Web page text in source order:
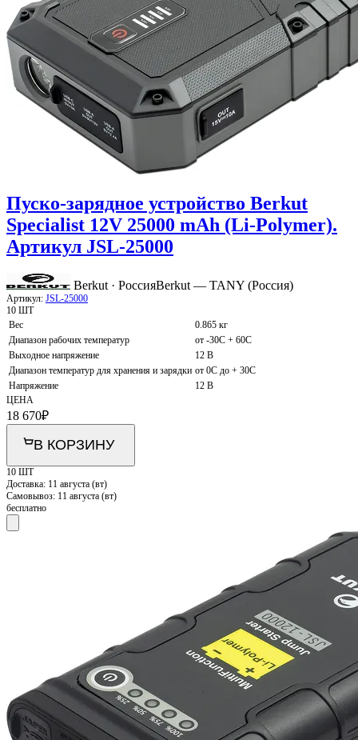
Пуско-зарядное устройство Berkut
Specialist 12V 25000 mAh (Li-Polymer).
Артикул JSL-25000
Berkut · РоссияBerkut — TANY (Россия)
Артикул: JSL-25000
10 ШТ
Вес
0.865 кг
Диапазон рабочих температур
от -30С + 60С
Выходное напряжение
12 В
Диапазон температур для хранения и зарядки от 0С до + 30С
Напряжение
12 В
ЦЕНА
18 670₽
В КОРЗИНУ
10 ШТ
Доставка: 11 августа (вт)
Самовывоз: 11 августа (вт)
бесплатно